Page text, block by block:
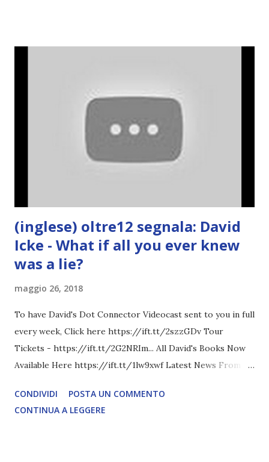
(inglese) oltre12 segnala: David
Icke - What if all you ever knew
was a lie?
maggio 26, 2018
To have David's Dot Connector Videocast sent to you in full
every week, Click here https://ift.tt/2szzGDv Tour
Tickets - https://ift.tt/2G2NRIm... All David's Books Now
Available Here https://ift.tt/1lw9xwf Latest News From
COMPLETO - fonte
CONDIVIDI
POSTA UN COMMENTO
CONTINUA A LEGGERE